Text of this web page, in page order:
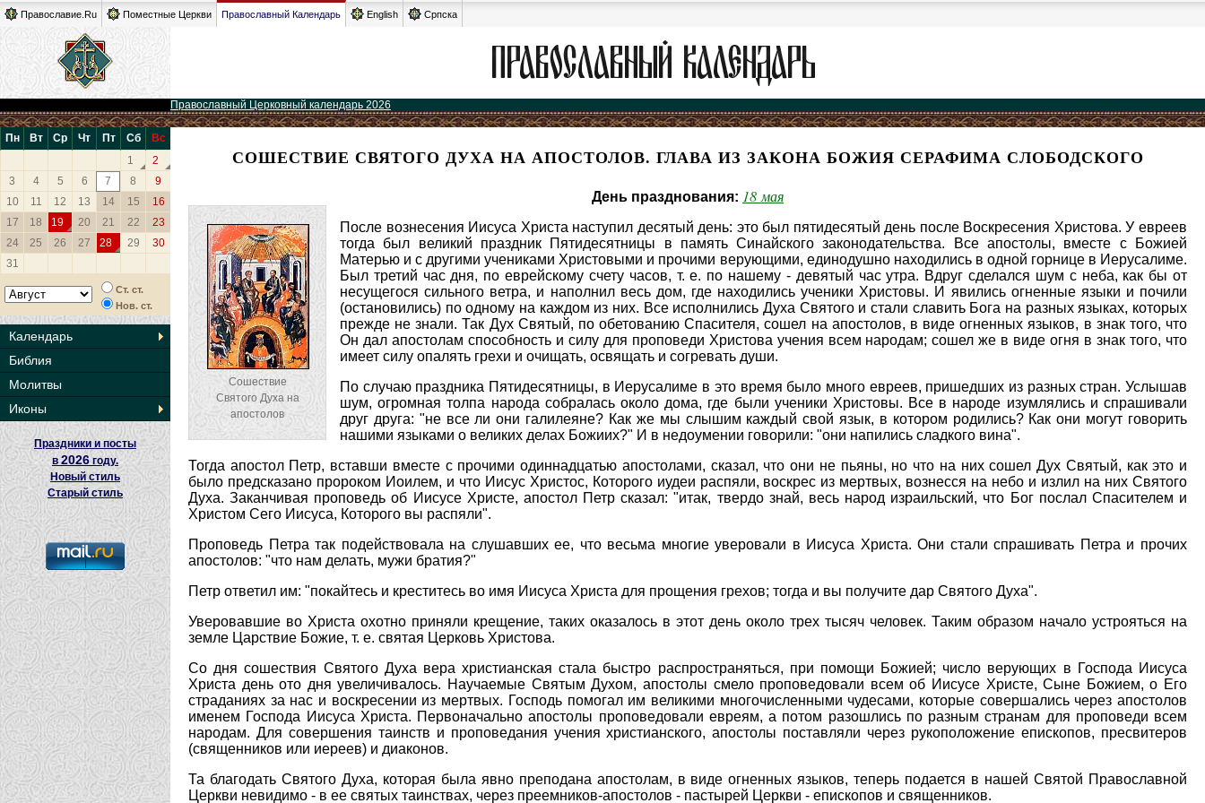
Православие.Ru Поместные Церкви Православный Календарь English Српска
Православный Церковный календарь 2026
Пн Вт Ср Чт Пт Сб
Вс
1
2
3
4 5 6 7 8
9
10
11 12 13 14 15
16
17
18 19 20 21 22
23
24
25 26 27 28 29
30
31
Ст. ст.
Нов. ст.
Календарь
Библия
Молитвы
Иконы
Праздники и посты
в 2026 году.
Новый стиль
Старый стиль
СОШЕСТВИЕ СВЯТОГО ДУХА НА АПОСТОЛОВ. ГЛАВА ИЗ ЗАКОНА БОЖИЯ СЕРАФИМА СЛОБОДСКОГО
День празднования: 18 мая
Сошествие
Святого Духа на
апостолов
После вознесения Иисуса Христа наступил десятый день: это был пятидесятый день после Воскресения Христова. У евреев
тогда был великий праздник Пятидесятницы в память Синайского законодательства. Все апостолы, вместе с Божией
Матерью и с другими учениками Христовыми и прочими верующими, единодушно находились в одной горнице в Иерусалиме.
Был третий час дня, по еврейскому счету часов, т. е. по нашему - девятый час утра. Вдруг сделался шум с неба, как бы от
несущегося сильного ветра, и наполнил весь дом, где находились ученики Христовы. И явились огненные языки и почили
(остановились) по одному на каждом из них. Все исполнились Духа Святого и стали славить Бога на разных языках, которых
прежде не знали. Так Дух Святый, по обетованию Спасителя, сошел на апостолов, в виде огненных языков, в знак того, что
Он дал апостолам способность и силу для проповеди Христова учения всем народам; сошел же в виде огня в знак того, что
имеет силу опалять грехи и очищать, освящать и согревать души.
По случаю праздника Пятидесятницы, в Иерусалиме в это время было много евреев, пришедших из разных стран. Услышав
шум, огромная толпа народа собралась около дома, где были ученики Христовы. Все в народе изумлялись и спрашивали
друг друга: "не все ли они галилеяне? Как же мы слышим каждый свой язык, в котором родились? Как они могут говорить
нашими языками о великих делах Божиих?" И в недоумении говорили: "они напились сладкого вина".
Тогда апостол Петр, вставши вместе с прочими одиннадцатью апостолами, сказал, что они не пьяны, но что на них сошел Дух Святый, как это и
было предсказано пророком Иоилем, и что Иисус Христос, Которого иудеи распяли, воскрес из мертвых, вознесся на небо и излил на них Святого
Духа. Заканчивая проповедь об Иисусе Христе, апостол Петр сказал: "итак, твердо знай, весь народ израильский, что Бог послал Спасителем и
Христом Сего Иисуса, Которого вы распяли".
Проповедь Петра так подействовала на слушавших ее, что весьма многие уверовали в Иисуса Христа. Они стали спрашивать Петра и прочих
апостолов: "что нам делать, мужи братия?"
Петр ответил им: "покайтесь и креститесь во имя Иисуса Христа для прощения грехов; тогда и вы получите дар Святого Духа".
Уверовавшие во Христа охотно приняли крещение, таких оказалось в этот день около трех тысяч человек. Таким образом начало устрояться на
земле Царствие Божие, т. е. святая Церковь Христова.
Со дня сошествия Святого Духа вера христианская стала быстро распространяться, при помощи Божией; число верующих в Господа Иисуса
Христа день ото дня увеличивалось. Научаемые Святым Духом, апостолы смело проповедовали всем об Иисусе Христе, Сыне Божием, о Его
страданиях за нас и воскресении из мертвых. Господь помогал им великими многочисленными чудесами, которые совершались через апостолов
именем Господа Иисуса Христа. Первоначально апостолы проповедовали евреям, а потом разошлись по разным странам для проповеди всем
народам. Для совершения таинств и проповедания учения христианского, апостолы поставляли через рукоположение епископов, пресвитеров
(священников или иереев) и диаконов.
Та благодать Святого Духа, которая была явно преподана апостолам, в виде огненных языков, теперь подается в нашей Святой Православной
Церкви невидимо - в ее святых таинствах, через преемников-апостолов - пастырей Церкви - епископов и священников.